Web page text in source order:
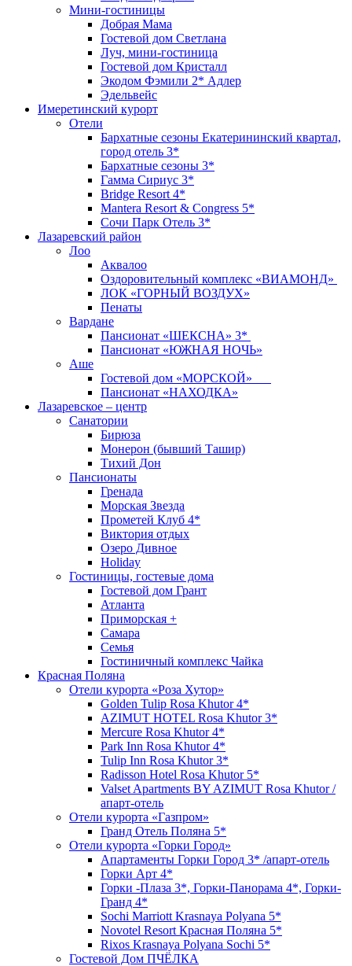
Мини-гостиницы
Добрая Мама
Гостевой дом Светлана
Луч, мини-гостиница
Гостевой дом Кристалл
Экодом Фэмили 2* Адлер
Эдельвейс
Имеретинский курорт
Отели
Бархатные сезоны Екатерининский квартал,
город отель 3*
Бархатные сезоны 3*
Гамма Сириус 3*
Bridge Resort 4*
Mantera Resort & Congress 5*
Сочи Парк Отель 3*
Лазаревский район
Лоо
Аквалоо
Оздоровительный комплекс «ВИАМОНД»
ЛОК «ГОРНЫЙ ВОЗДУХ»
Пенаты
Вардане
Пансионат «ШЕКСНА» 3*
Пансионат «ЮЖНАЯ НОЧЬ»
Аше
Гостевой дом «МОРСКОЙ»
Пансионат «НАХОДКА»
Лазаревское – центр
Санатории
Бирюза
Монерон (бывший Ташир)
Тихий Дон
Пансионаты
Гренада
Морская Звезда
Прометей Клуб 4*
Виктория отдых
Озеро Дивное
Holiday
Гостиницы, гостевые дома
Гостевой дом Грант
Атланта
Приморская +
Самара
Семья
Гостиничный комплекс Чайка
Красная Поляна
Отели курорта «Роза Хутор»
Golden Tulip Rosa Khutor 4*
AZIMUT HOTEL Rosa Khutor 3*
Mercure Rosa Khutor 4*
Park Inn Rosa Khutor 4*
Tulip Inn Rosa Khutor 3*
Radisson Hotel Rosa Khutor 5*
Valset Apartments BY AZIMUT Rosa Khutor /
апарт-отель
Отели курорта «Газпром»
Гранд Отель Поляна 5*
Отели курорта «Горки Город»
Апартаменты Горки Город 3* /апарт-отель
Горки Арт 4*
Горки -Плаза 3*, Горки-Панорама 4*, Горки-
Гранд 4*
Sochi Marriott Krasnaya Polyana 5*
Novotel Resort Красная Поляна 5*
Rixos Krasnaya Polyana Sochi 5*
Гостевой Дом ПЧЁЛКА